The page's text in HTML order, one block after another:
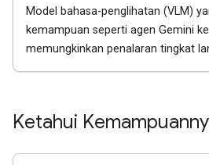
Model bahasa-penglihatan (VLM)
kemampuan seperti agen Gemini
memungkinkan penalaran tingkat
Ketahui